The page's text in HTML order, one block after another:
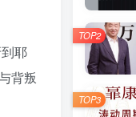
耶
背叛
TOP2
TOP3